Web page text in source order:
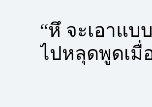
“หึ จะเอาแ
ไปหลุดพูดเมื่